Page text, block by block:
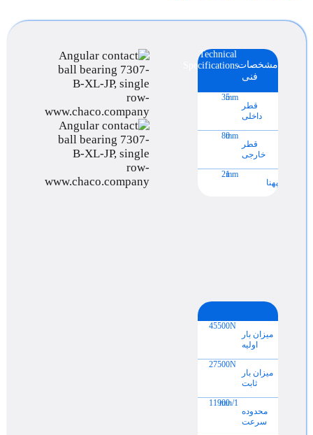
مشخصات
فنی
Technical
Specifications
قطر
داخلی
mm
35
قطر
خارجی
mm
80
پهنا
mm
21
میزان بار
اولیه
N
45500
میزان بار
ثابت
N
27500
محدوده
سرعت
min/1
11900